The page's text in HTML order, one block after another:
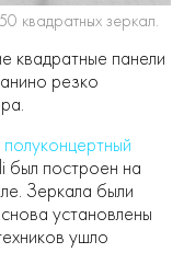
квадратных зеркал.
квадратные панели
резко
полуконцертный
был построен на
Зеркала были
установлены
ушло